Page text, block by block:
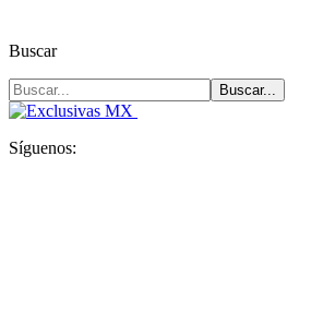
Buscar
Síguenos: